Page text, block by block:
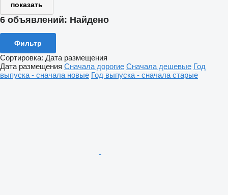
показать
6 объявлений: Найдено
Фильтр
Сортировка: Дата размещения
Дата размещения Сначала дорогие Сначала дешевые Год
выпуска - сначала новые Год выпуска - сначала старые